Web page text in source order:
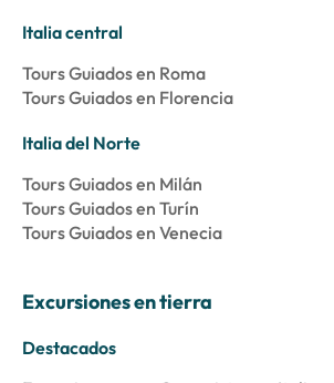
Italia central
Tours Guiados en Roma
Tours Guiados en Florencia
Italia del Norte
Tours Guiados en Milán
Tours Guiados en Turín
Tours Guiados en Venecia
Excursiones en tierra
Destacados